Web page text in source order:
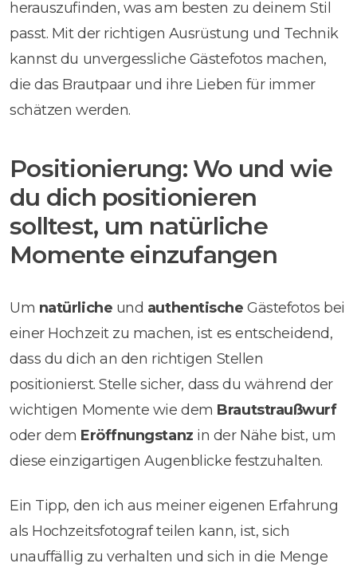
herauszufinden, was am besten zu deinem Stil
passt. Mit der richtigen Ausrüstung und Technik
kannst du unvergessliche Gästefotos machen,
die das Brautpaar und ihre Lieben für immer
schätzen werden.
Positionierung: Wo und wie
du dich positionieren
solltest, um natürliche
Momente einzufangen
Um natürliche und authentische Gästefotos bei
einer Hochzeit zu machen, ist es entscheidend,
dass du dich an den richtigen Stellen
positionierst. Stelle sicher, dass du während der
wichtigen Momente wie dem Brautstraußwurf
oder dem Eröffnungstanz in der Nähe bist, um
diese einzigartigen Augenblicke festzuhalten.
Ein Tipp, den ich aus meiner eigenen Erfahrung
als Hochzeitsfotograf teilen kann, ist, sich
unauffällig zu verhalten und sich in die Menge